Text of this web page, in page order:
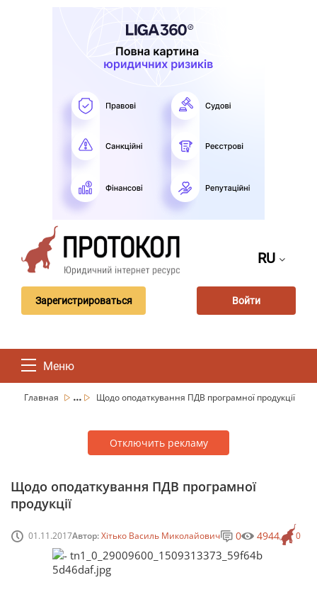
RU
Зарегистрироваться Войти
Меню
Главная ... Щодо оподаткування ПДВ програмної продукції
Отключить рекламу
Щодо оподаткування ПДВ програмної
продукції
01.11.2017Автор:Хітько Василь Миколайович 0
0 4944